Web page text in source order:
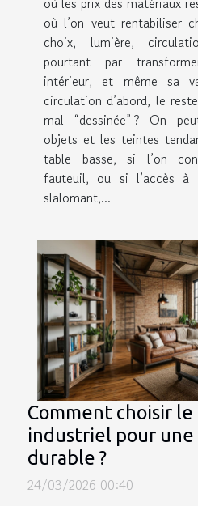
où l’on veut rentabiliser
choix, lumière,
pourtant par
intérieur, et même sa
circulation d’abord, le
mal “dessinée” ? On
objets et les teintes
table basse, si l’on
fauteuil, ou si l’accès
slalomant,...
Comment choisir
industriel pour une
durable ?
24/03/2026 00:40